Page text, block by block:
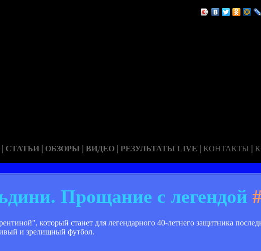
| СТАТЬИ | ОБЗОРЫ | ВИДЕО | РЕЗУЛЬТАТЫ LIVE | КОНТАКТЫ |
Прощание с легендой
который станет для легендарного 40-летнего защитника
и зрелищный футбол.